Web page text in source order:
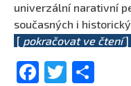
univerzální narativní
současných i
[ pokračovat ve čtení]
Facebook
Twitter